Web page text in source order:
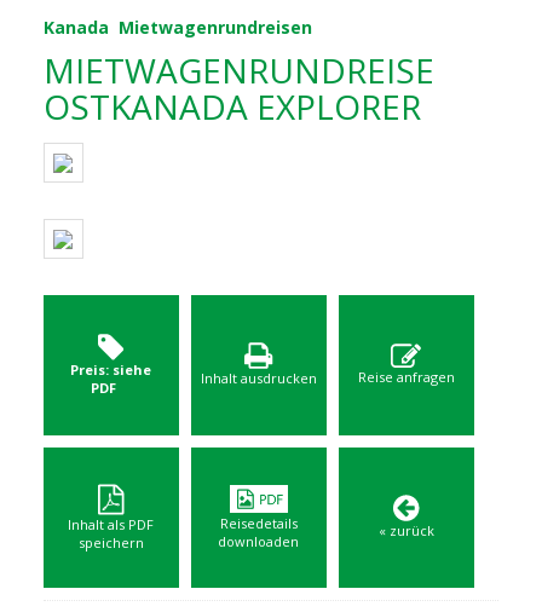
Kanada Mietwagenrundreisen
MIETWAGENRUNDREISE
OSTKANADA EXPLORER
Preis: siehe
PDF
Inhalt ausdrucken Reise anfragen
Inhalt als PDF
speichern
Reisedetails
downloaden
« zurück